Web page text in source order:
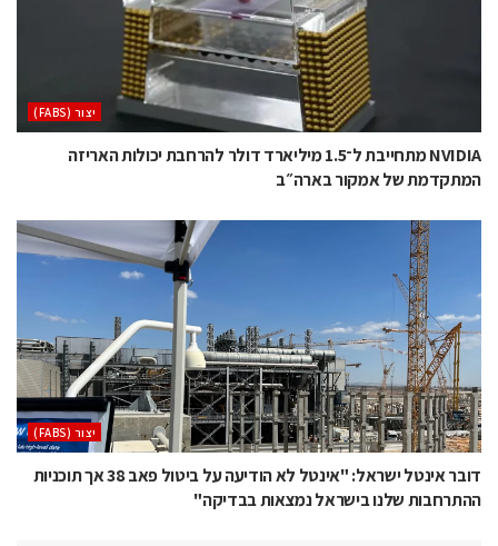
‫יצור (‪(FABS‬‬
NVIDIA מתחייבת ל־1.5 מיליארד דולר להרחבת יכולות האריזה
המתקדמת של אמקור בארה״ב
‫יצור (‪(FABS‬‬
דובר אינטל ישראל: "אינטל לא הודיעה על ביטול פאב 38 אך תוכניות
ההתרחבות שלנו בישראל נמצאות בבדיקה"